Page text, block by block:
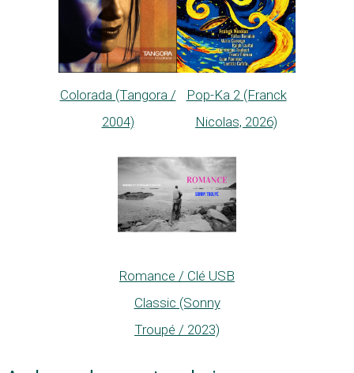
Colorada (Tangora /
2004)
Pop-Ka 2 (Franck
Nicolas, 2026)
Romance / Clé USB
Classic (Sonny
Troupé / 2023)